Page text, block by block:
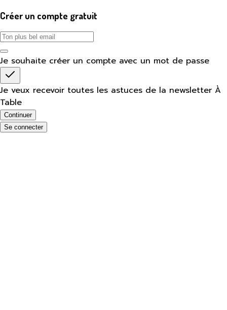
Créer un compte gratuit
Je souhaite créer un compte avec un mot de passe
Je veux recevoir toutes les astuces de la newsletter À
Table
Continuer
Se connecter